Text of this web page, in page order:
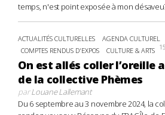
temps, n'est point exposée à mon
ACTUALITÉS CULTURELLES
AGENDA CULTUREL
COMPTES RENDUS D'EXPOS
CULTURE & ARTS
On est allés coller l’oreille
de la collective Phèmes
parLouane Lallemant
Du 6 septembre au 3 novembre 2024, la